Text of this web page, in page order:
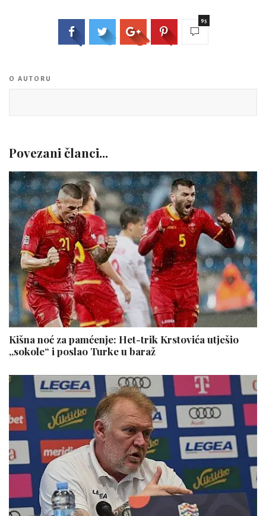
95
O AUTORU
Povezani članci...
Kišna noć za pamćenje: Het-trik Krstovića utješio
,,sokole“ i poslao Turke u baraž